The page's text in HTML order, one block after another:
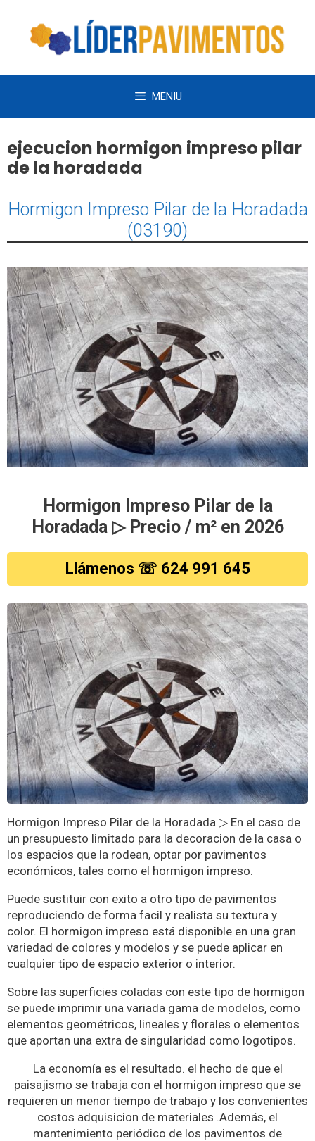
contenido
MENIU
ejecucion hormigon impreso pilar
de la horadada
Hormigon Impreso Pilar de la Horadada
(03190)
Hormigon Impreso Pilar de la
Horadada ▷ Precio / m² en 2026
Llámenos ☏ 624 991 645
Hormigon Impreso Pilar de la Horadada ▷ En el caso de
un presupuesto limitado para la decoracion de la casa o
los espacios que la rodean, optar por pavimentos
económicos, tales como el hormigon impreso.
Puede sustituir con exito a otro tipo de pavimentos
reproduciendo de forma facil y realista su textura y
color. El hormigon impreso está disponible en una gran
variedad de colores y modelos y se puede aplicar en
cualquier tipo de espacio exterior o interior.
Sobre las superficies coladas con este tipo de hormigon
se puede imprimir una variada gama de modelos, como
elementos geométricos, lineales y florales o elementos
que aportan una extra de singularidad como logotipos.
La economía es el resultado. el hecho de que el
paisajismo se trabaja con el hormigon impreso que se
requieren un menor tiempo de trabajo y los convenientes
costos adquisicion de materiales .Además, el
mantenimiento periódico de los pavimentos de